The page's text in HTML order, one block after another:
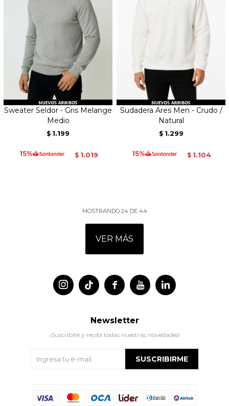
Sweater Seldor - Gris Melange
Medio
$ 1.199
$ 1.019
Sudadera Ares Men - Crudo /
Natural
$ 1.299
$ 1.104
MOSTRANDO 24DE 44
VER MÁS
 
 
Newsletter
¡Suscribite y recibí todas nuestras novedades!
SUSCRIBIRME